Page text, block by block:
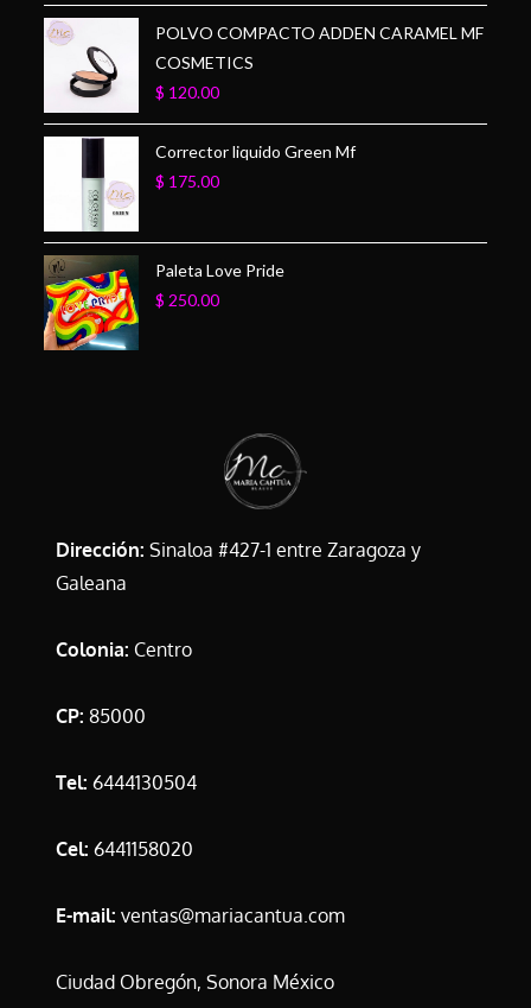
POLVO COMPACTO ADDEN CARAMEL MF
COSMETICS
$ 120.00
Corrector liquido Green Mf
$ 175.00
Paleta Love Pride
$ 250.00
Dirección: Sinaloa #427-1 entre Zaragoza y
Galeana
Colonia: Centro
CP: 85000
Tel: 6444130504
Cel: 6441158020
E-mail: ventas@mariacantua.com
Ciudad Obregón, Sonora México